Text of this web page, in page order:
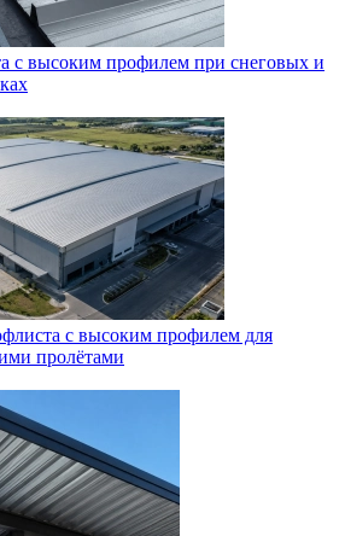
с высоким профилем при снеговых и
с высоким профилем для
пролётами